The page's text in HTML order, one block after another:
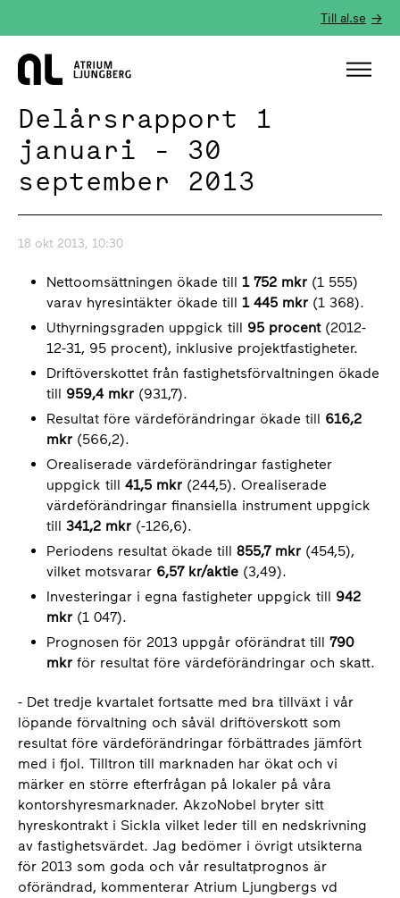
Till al.se
Hem
Delårsrapport 1
januari - 30
september 2013
18 okt 2013, 10:30
Nettoomsättningen ökade till 1 752 mkr (1 555)
varav hyresintäkter ökade till 1 445 mkr (1 368).
Uthyrningsgraden uppgick till 95 procent(2012-
12-31, 95 procent), inklusive projektfastigheter.
Driftöverskottet från fastighetsförvaltningen ökade
till 959,4 mkr (931,7).
Resultat före värdeförändringar ökade till 616,2
mkr (566,2).
Orealiserade värdeförändringar fastigheter
uppgick till 41,5 mkr (244,5). Orealiserade
värdeförändringar finansiella instrument uppgick
till 341,2 mkr (-126,6).
Periodens resultat ökade till 855,7 mkr (454,5),
vilket motsvarar 6,57 kr/aktie (3,49).
Investeringar i egna fastigheter uppgick till 942
mkr (1 047).
Prognosen för 2013 uppgår oförändrat till 790
mkr för resultat före värdeförändringar och skatt.
- Det tredje kvartalet fortsatte med bra tillväxt i vår
löpande förvaltning och såväl driftöverskott som
resultat före värdeförändringar förbättrades jämfört
med i fjol. Tilltron till marknaden har ökat och vi
märker en större efterfrågan på lokaler på våra
kontorshyresmarknader. AkzoNobel bryter sitt
hyreskontrakt i Sickla vilket leder till en nedskrivning
av fastighetsvärdet. Jag bedömer i övrigt utsikterna
för 2013 som goda och vår resultatprognos är
oförändrad, kommenterar Atrium Ljungbergs vd